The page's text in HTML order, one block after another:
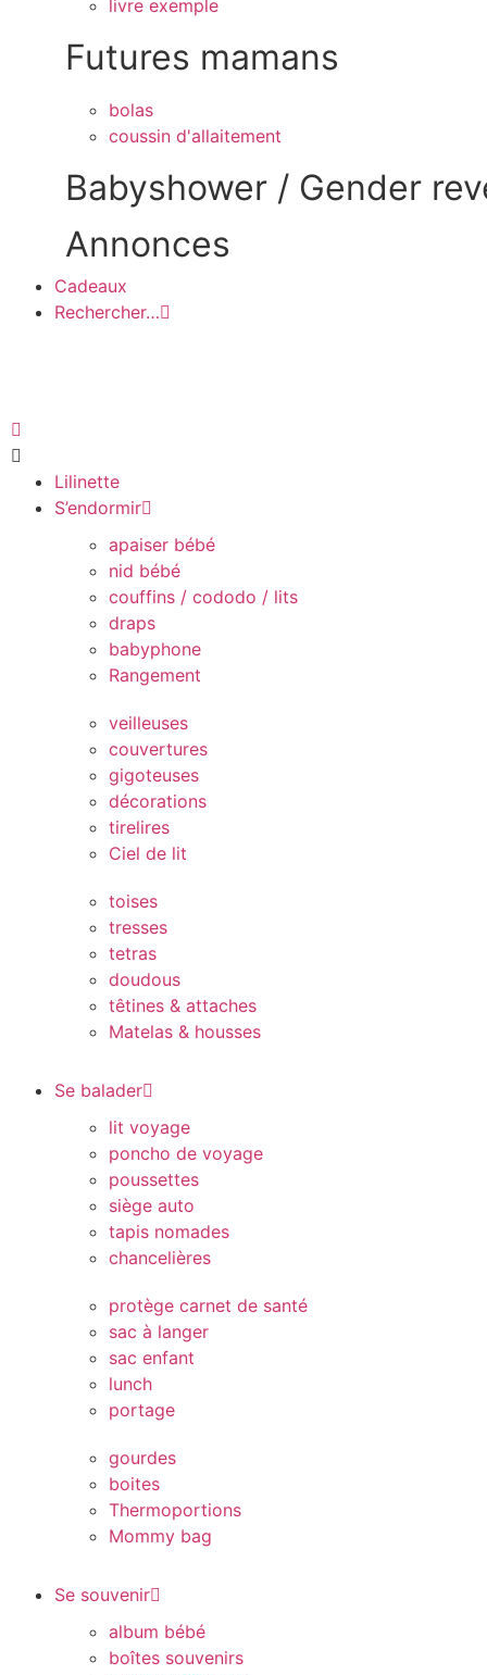
livre exemple
Futures mamans
bolas
coussin d'allaitement
Babyshower / Gender
Annonces
Cadeaux
Rechercher…
Lilinette
S’endormir
apaiser bébé
nid bébé
couffins / cododo / lits
draps
babyphone
Rangement
veilleuses
couvertures
gigoteuses
décorations
tirelires
Ciel de lit
toises
tresses
tetras
doudous
têtines & attaches
Matelas & housses
Se balader
lit voyage
poncho de voyage
poussettes
siège auto
tapis nomades
chancelières
protège carnet de santé
sac à langer
sac enfant
lunch
portage
gourdes
boites
Thermoportions
Mommy bag
Se souvenir
album bébé
boîtes souvenirs